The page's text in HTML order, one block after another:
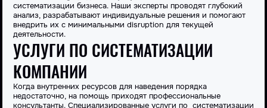
систематизации бизнеса. Наши эксперты проводят глубокий
анализ, разрабатывают индивидуальные решения и помогают
внедрить их с минимальными disruption для текущей
деятельности.
УСЛУГИ ПО СИСТЕМАТИЗАЦИИ
КОМПАНИИ
Когда внутренних ресурсов для наведения порядка
недостаточно, на помощь приходят профессиональные
консультанты. Специализированные услуги по систематизации